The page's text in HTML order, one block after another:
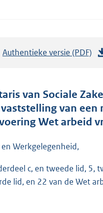
Authentieke versie (PDF)
t
a
n
r
o
van Sociale
van
Wet arbeid
Werkgelegenheid,
c, en tweede lid, 5,
lid, en 22 van de Wet